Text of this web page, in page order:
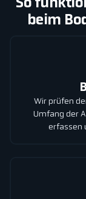
So
beim
Wir prüfen
Umfang der
erfassen